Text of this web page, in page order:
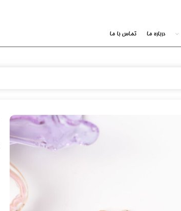
درباره ما تماس با ما